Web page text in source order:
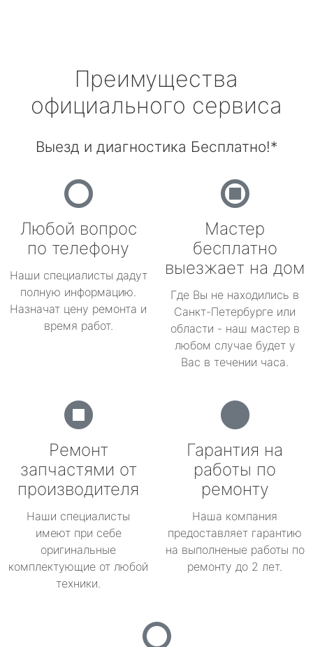
Преимущества
официального сервиса
Выезд и диагностика Бесплатно!*
Любой вопрос
по телефону
Наши специалисты дадут
полную информацию.
Назначат цену ремонта и
время работ.
Мастер
бесплатно
выезжает на дом
Где Вы не находились в
Санкт-Петербурге или
области - наш мастер в
любом случае будет у
Вас в течении часа.
Ремонт
запчастями от
производителя
Наши специалисты
имеют при себе
оригинальные
комплектующие от любой
техники.
Гарантия на
работы по
ремонту
Наша компания
предоставляет гарантию
на выполненые работы по
ремонту до 2 лет.